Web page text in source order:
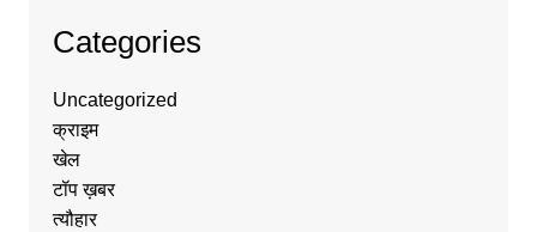
Categories
Uncategorized
क्राइम
खेल
टॉप ख़बर
त्यौहार